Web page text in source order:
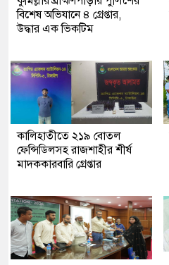
বিশেষ অভিযানে ৪ গ্রেপ্তার,
উদ্ধার এক ভিকটিম
কালিহাতীতে ২১৯ বোতল
ফেন্সিডিলসহ রাজশাহীর শীর্ষ
মাদককারবারি গ্রেপ্তার